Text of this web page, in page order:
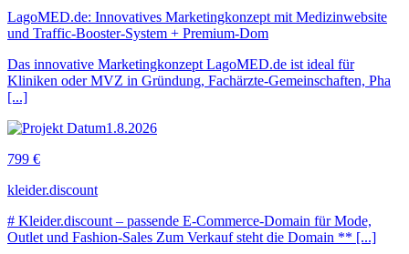
LagoMED.de: Innovatives Marketingkonzept mit Medizinwebsite
und Traffic-Booster-System + Premium-Dom
Das innovative Marketingkonzept LagoMED.de ist ideal für
Kliniken oder MVZ in Gründung, Fachärzte-Gemeinschaften, Pha
[...]
1.8.2026
799 €
kleider.discount
# Kleider.discount – passende E-Commerce-Domain für Mode,
Outlet und Fashion-Sales Zum Verkauf steht die Domain ** [...]